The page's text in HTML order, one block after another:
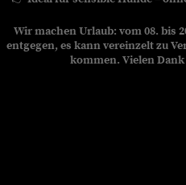
Wir machen Urlaub: vom 08. bis
entgegen, es kann vereinzelt zu
kommen. Vielen